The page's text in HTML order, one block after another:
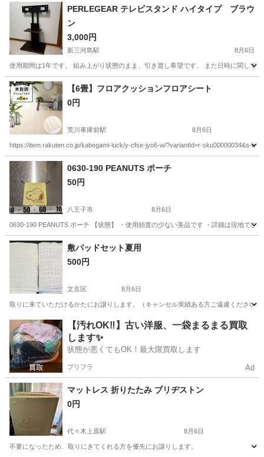
PERLEGEAR テレビスタンド ハイタイプ ブラウ
ン
3,000円
新三河島駅 8月6日
使用期間は1年です。 組み上がり状態のまま、引き渡し希望です。 また日時に関して
東京 荒川区 新三河島駅 収納家具
【6畳】フロアクッションフロアシート
0円
荒川車庫前駅 8月6日
https://item.rakuten.co.jp/kabegami-luck/y-cfse-jyo6-w/?variantId=r-sku00000034&s-
東京 足立区 カーペット/マット/ラグ
0630-190 PEANUTS ポーチ
50円
八王子市 8月6日
0630-190 PEANUTS ポーチ 【状態】 ・使用頻度の少ない美品です ・詳細は現地で
東京 八王子市 インテリア雑貨/小物
敷パッドセット夏用
500円
文京区 8月6日
取りに来ていただけるかたにお譲りします。（キャンセル実績ある方ご遠慮ください
東京 文京区 寝具 パッド
【汚れOK‼️】古い洋服、一袋まるまる買取
します✨
状態が悪くてもOK！最大限買取します
プリフラ Ad
マットレス 折りたたみ ブリヂストン
0円
代々木上原駅 8月6日
不要になったため、取りにきてくれる方を優先にお譲りします。